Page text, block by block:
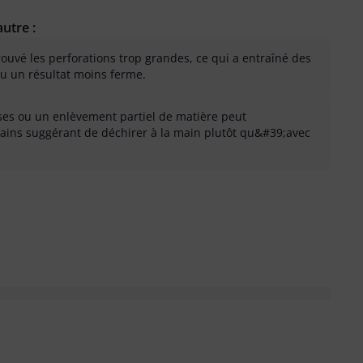
:
les perforations trop grandes, ce qui a entraîné des
un résultat moins ferme.
ou un enlèvement partiel de matière peut
suggérant de déchirer à la main plutôt qu&#39;avec
inutile